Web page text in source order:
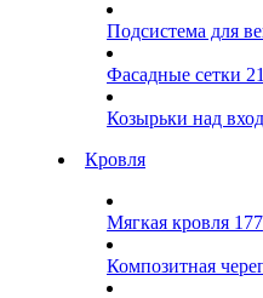
Подсистема для
Фасадные сетки 21
Козырьки над
Кровля
Мягкая кровля 177
Композитная